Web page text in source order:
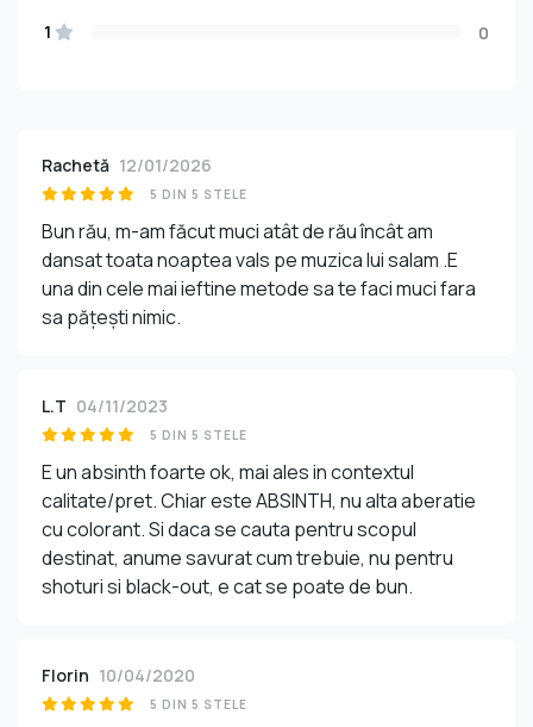
1
0
Rachetă 12/01/2026
5 DIN 5 STELE
Bun rău, m-am făcut muci atât de rău încât am
dansat toata noaptea vals pe muzica lui salam .E
una din cele mai ieftine metode sa te faci muci fara
sa pățești nimic.
L.T 04/11/2023
5 DIN 5 STELE
E un absinth foarte ok, mai ales in contextul
calitate/pret. Chiar este ABSINTH, nu alta aberatie
cu colorant. Si daca se cauta pentru scopul
destinat, anume savurat cum trebuie, nu pentru
shoturi si black-out, e cat se poate de bun.
Florin 10/04/2020
5 DIN 5 STELE